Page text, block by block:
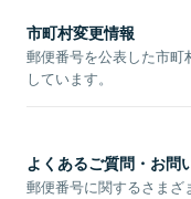
市町村変更情報
郵便番号を公表した市
しています。
よくあるご質問・お問
郵便番号に関するさまざ